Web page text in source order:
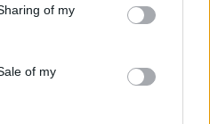
behaviour. You may click to
and its third-party tags to
purposes in below Google
of my
of my
και 4 Απριλίου - οι
της
Μήθυμνα Πήλιο.